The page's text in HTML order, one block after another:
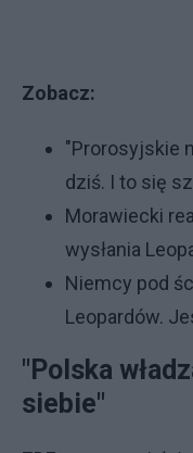
Zobacz:
"Prorosyjskie
dziś. I to się
Morawiecki
wysłania
Niemcy pod
Leopardów.
"Polska
siebie"